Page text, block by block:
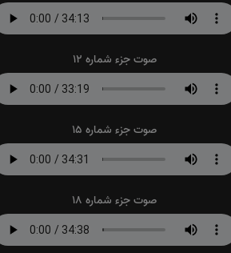
صوت جزء شماره 12
صوت جزء شماره 15
صوت جزء شماره 18